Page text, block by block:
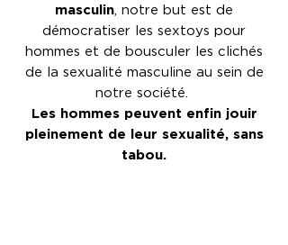
masculin , notre but est de
démocratiser les sextoys pour
hommes et de bousculer les clichés
de la sexualité masculine au sein de
notre société.
Les hommes peuvent enfin jouir
pleinement de leur sexualité, sans
tabou.